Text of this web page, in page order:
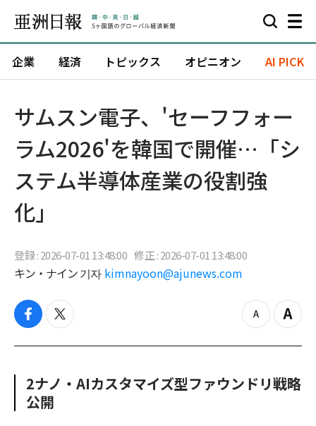
企業 経済 トピックス オピニオン AI PICK
サムスン電子、'セーフフォー
ラム2026'を韓国で開催…「シ
ステム半導体産業の役割強
化」
登録 : 2026-07-01 13:48:00 修正 : 2026-07-01 13:48:00
キン・ナイン 기자 kimnayoon@ajunews.com
f
c
o
o
t
i
z
o
u
Z
o
n
2ナノ・AIカスタマイズ型ファウンドリ戦略
公開